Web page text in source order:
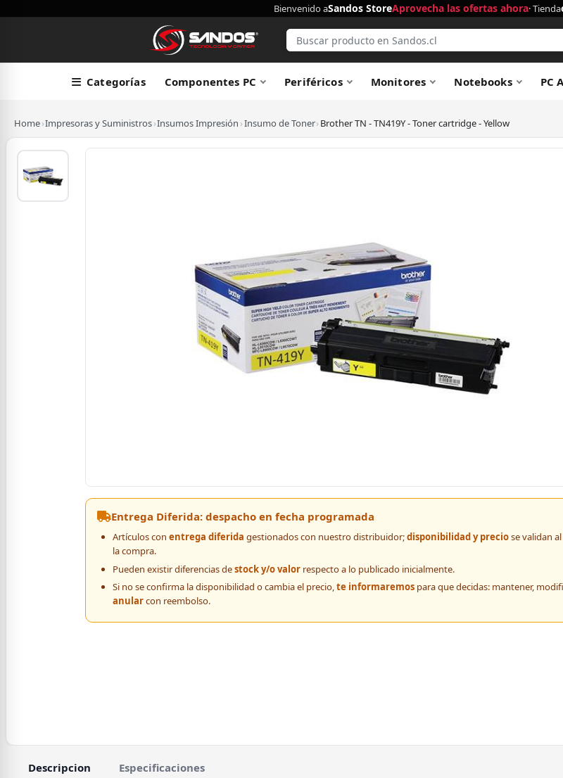
Bienvenido aSandos StoreAprovecha las ofertas ahora· Tienda
Categorías Componentes PC Periféricos Monitores Notebooks PC
Home›Impresoras y Suministros›Insumos Impresión ›Insumo de Toner›Brother TN - TN419Y - Toner cartridge - Yellow
Entrega Diferida: despacho en fecha programada
Artículos con entrega diferida gestionados con nuestro distribuidor;disponibilidad y preciose validan
la compra.
Pueden existir diferencias destock y/o valorrespecto a lo publicado inicialmente.
Si no se confirma la disponibilidad o cambia el precio,te informaremospara que decidas: mantener,
anularcon reembolso.
Descripcion Especificaciones